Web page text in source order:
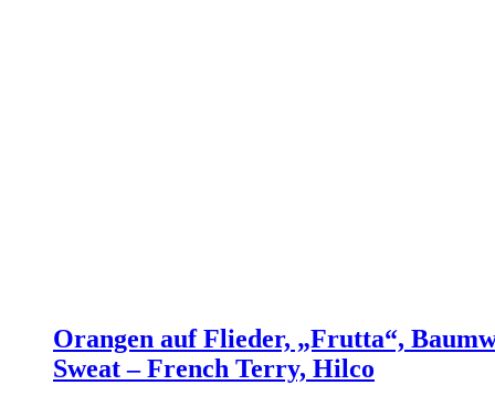
Orangen auf Flieder, „Frutta“,
Sweat – French Terry, Hilco